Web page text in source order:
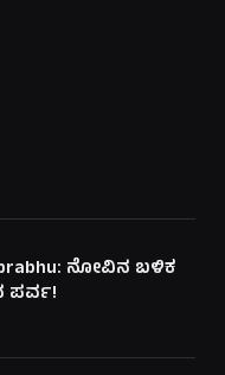
ನೋವಿನ ಬಳಿಕ
ಪರ್ವ!